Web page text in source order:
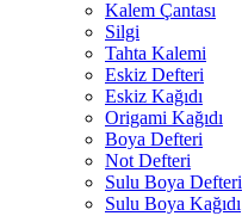
Kalem Çantası
Silgi
Tahta Kalemi
Eskiz Defteri
Eskiz Kağıdı
Origami Kağıdı
Boya Defteri
Not Defteri
Sulu Boya Defteri
Sulu Boya Kağıdı